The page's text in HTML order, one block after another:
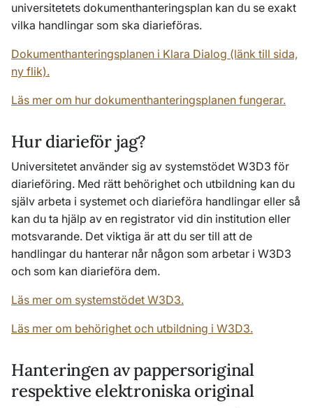
universitetets dokumenthanteringsplan kan du se exakt
vilka handlingar som ska diarieföras.
Dokumenthanteringsplanen i Klara Dialog (länk till sida,
ny flik).
Läs mer om hur dokumenthanteringsplanen fungerar.
Hur diarieför jag?
Universitetet använder sig av systemstödet W3D3 för
diarieföring. Med rätt behörighet och utbildning kan du
själv arbeta i systemet och diarieföra handlingar eller så
kan du ta hjälp av en registrator vid din institution eller
motsvarande. Det viktiga är att du ser till att de
handlingar du hanterar når någon som arbetar i W3D3
och som kan diarieföra dem.
Läs mer om systemstödet W3D3.
Läs mer om behörighet och utbildning i W3D3.
Hanteringen av pappersoriginal
respektive elektroniska original